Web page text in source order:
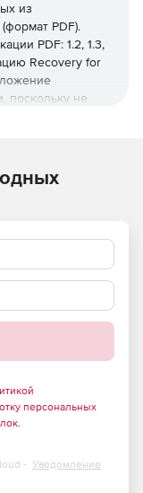
из
PDF).
PDF: 1.2, 1.3,
Recovery for
поскольку не
ссылок,
клике на
персональных
.
- Уведомление